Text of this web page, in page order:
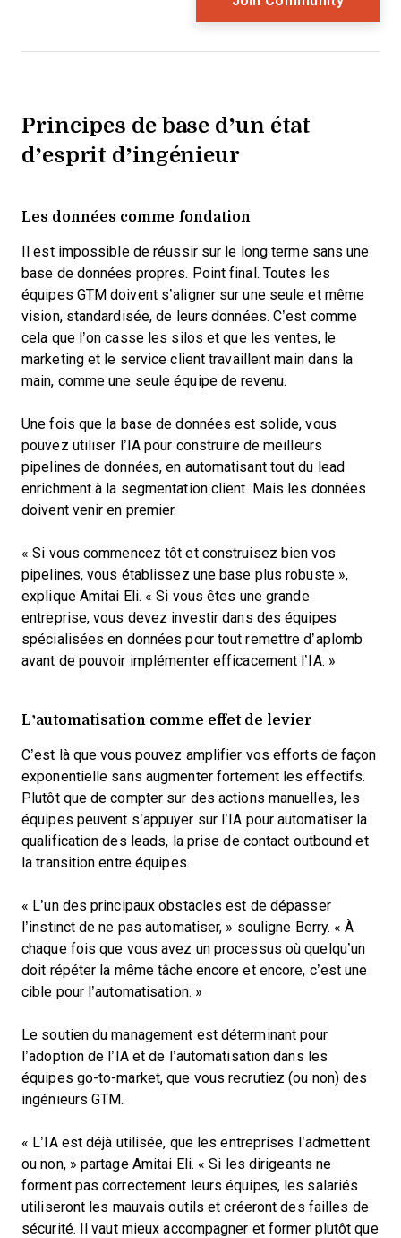
Principes de base d’un état
d’esprit d’ingénieur
Les données comme fondation
Il est impossible de réussir sur le long terme sans une
base de données propres. Point final. Toutes les
équipes GTM doivent s’aligner sur une seule et même
vision, standardisée, de leurs données. C’est comme
cela que l’on casse les silos et que les ventes, le
marketing et le service client travaillent main dans la
main, comme une seule équipe de revenu.
Une fois que la base de données est solide, vous
pouvez utiliser l’IA pour construire de meilleurs
pipelines de données, en automatisant tout du lead
enrichment à la segmentation client. Mais les données
doivent venir en premier.
« Si vous commencez tôt et construisez bien vos
pipelines, vous établissez une base plus robuste »,
explique Amitai Eli. « Si vous êtes une grande
entreprise, vous devez investir dans des équipes
spécialisées en données pour tout remettre d’aplomb
avant de pouvoir implémenter efficacement l’IA. »
L’automatisation comme effet de levier
C’est là que vous pouvez amplifier vos efforts de façon
exponentielle sans augmenter fortement les effectifs.
Plutôt que de compter sur des actions manuelles, les
équipes peuvent s’appuyer sur l’IA pour automatiser la
qualification des leads, la prise de contact outbound et
la transition entre équipes.
« L’un des principaux obstacles est de dépasser
l’instinct de ne pas automatiser, » souligne Berry. « À
chaque fois que vous avez un processus où quelqu’un
doit répéter la même tâche encore et encore, c’est une
cible pour l’automatisation. »
Le soutien du management est déterminant pour
l’adoption de l’IA et de l’automatisation dans les
équipes go-to-market, que vous recrutiez (ou non) des
ingénieurs GTM.
« L’IA est déjà utilisée, que les entreprises l’admettent
ou non, » partage Amitai Eli. « Si les dirigeants ne
forment pas correctement leurs équipes, les salariés
utiliseront les mauvais outils et créeront des failles de
sécurité. Il vaut mieux accompagner et former plutôt que